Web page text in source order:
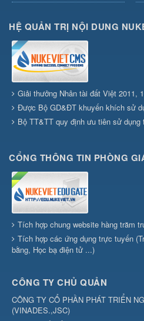
HỆ QUẢN TRỊ NỘI DUNG
Giải thưởng Nhân tài đất Việt 2011,
Được Bộ GD&ĐT khuyến khích sử
Bộ TT&TT quy định ưu tiên sử dụng
CỔNG THÔNG TIN PHÒNG
Tích hợp chung website hàng trăm
Tích hợp các ứng dụng trực tuyến
bằng, Học bạ điện tử ...)
CÔNG TY CHỦ QUẢN
CÔNG TY CỔ PHẦN PHÁT TRIỂN
(VINADES.,JSC)